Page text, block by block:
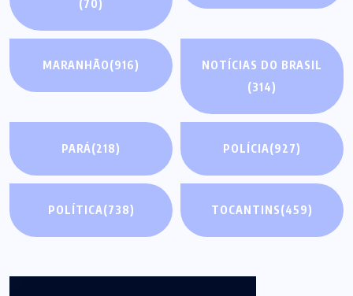
(70)
MARANHÃO(916)
NOTÍCIAS DO BRASIL
(314)
PARÁ(218) POLÍCIA(927)
POLÍTICA(738) TOCANTINS(459)